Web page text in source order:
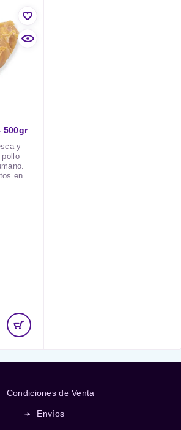
500gr
y
pollo
en
Condiciones de Venta
Envíos